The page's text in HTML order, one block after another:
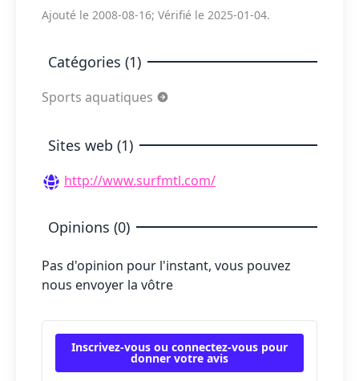
Ajouté le 2008-08-16; Vérifié le 2025-01-04.
Catégories (1)
Sports aquatiques
Sites web (1)
http://www.surfmtl.com/
Opinions (0)
Pas d'opinion pour l'instant, vous pouvez
nous envoyer la vôtre
Inscrivez-vous ou connectez-vous pour
donner votre avis